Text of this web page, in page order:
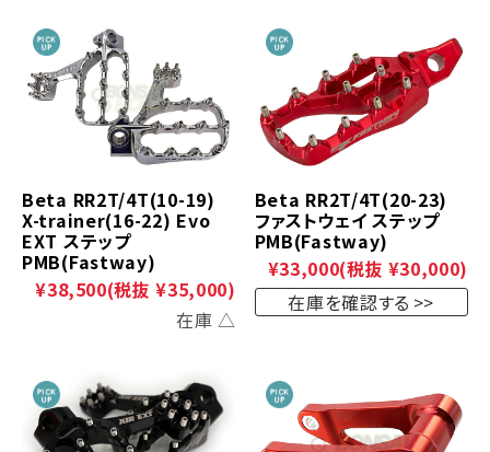
Beta RR2T/4T(10-19)
X-trainer(16-22) Evo
EXT ステップ
PMB(Fastway)
¥38,500(税抜 ¥35,000)
在庫 △
Beta RR2T/4T(20-23)
ファストウェイ ステップ
PMB(Fastway)
¥33,000(税抜 ¥30,000)
在庫を確認する